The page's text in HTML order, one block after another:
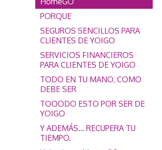
PORQUE
SEGUROS SENCILLOS PARA
CLIENTES DE YOIGO
SERVICIOS FINANCIEROS
PARA CLIENTES DE YOIGO
TODO EN TU MANO, COMO
DEBE SER
TOOODO ESTO POR SER DE
YOIGO
Y ADEMÁS... RECUPERA TU
TIEMPO.